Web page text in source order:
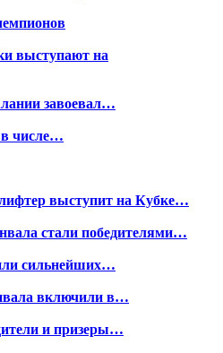
выступают на
завоевал…
числе…
выступит на Кубке…
стали победителями…
сильнейших…
включили в…
и призеры…